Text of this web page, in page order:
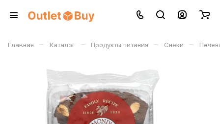
Главная – Каталог – Продукты питания – Снеки –